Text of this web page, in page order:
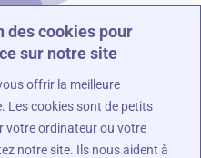
des cookies pour
sur notre site
offrir la meilleure
Les cookies sont de petits
votre ordinateur ou votre
notre site. Ils nous aident à
à vos côtés !